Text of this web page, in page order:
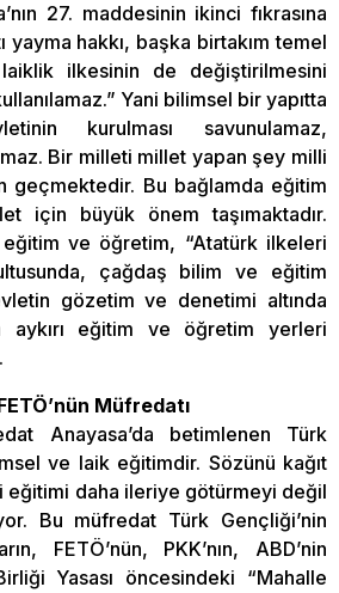
27. maddesinin ikinci fıkrasına
yayma hakkı, başka birtakım temel
ilkesinin de değiştirilmesini
Yani bilimsel bir yapıtta
kurulması savunulamaz,
Bir milleti millet yapan şey milli
geçmektedir. Bu bağlamda eğitim
için büyük önem taşımaktadır.
eğitim ve öğretim, “Atatürk ilkeleri
çağdaş bilim ve eğitim
gözetim ve denetimi altında
aykırı eğitim ve öğretim yerleri
Müfredatı
Anayasa’da betimlenen Türk
ve laik eğitimdir. Sözünü kağıt
eğitimi daha ileriye götürmeyi değil
Bu müfredat Türk Gençliği’nin
FETÖ’nün, PKK’nın, ABD’nin
Yasası öncesindeki “Mahalle